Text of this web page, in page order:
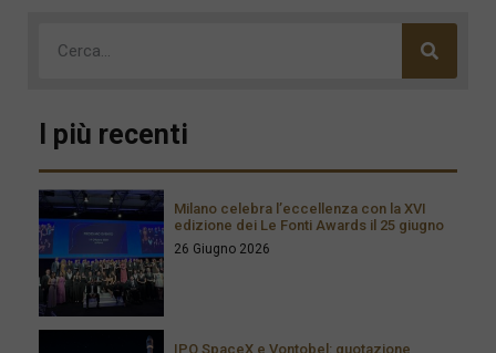
I più recenti
Milano celebra l’eccellenza con la XVI
edizione dei Le Fonti Awards il 25 giugno
26 Giugno 2026
IPO SpaceX e Vontobel: quotazione